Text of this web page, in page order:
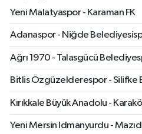
Yeni Malatyaspor - Karaman FK
Adanaspor - Niğde
Ağrı 1970 - Talasgücü
Bitlis Özgüzelderespor - Silifke
Kırıkkale Büyük Anadolu -
Yeni Mersin Idmanyurdu -